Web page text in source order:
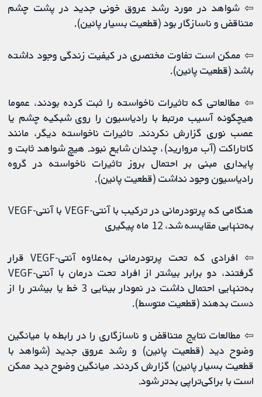
⇦ شواهد در مورد رشد عروق خونی جدید در پشت چشم
متناقض و ناسازگار بود (قطعیت بسیار پائین).
⇦ ممکن است تفاوت مختصری در کیفیت زندگی وجود داشته
باشد (قطعیت پائین).
⇦ مطالعاتی که تاثیرات ناخواسته را ثبت کرده بودند، عموما
هیچگونه آسیب مرتبط با رادیاسیون را روی شبکیه چشم یا
عصب نوری گزارش نکردند. تاثیرات ناخواسته دیگر، مانند
کاتاراکت (آب مروارید)، چندان شایع نبود. هیچ شواهد ثابت و
پایداری مبنی بر احتمال بروز تاثیرات ناخواسته در گروه
رادیاسیون وجود نداشت (قطعیت پائین).
هنگامی که پرتودرمانی در ترکیب با آنتی-VEGF با آنتی-VEGF
به‌تنهایی مقایسه شد، 12 ماه پیگیری
⇦ افرادی که تحت پرتودرمانی به‌علاوه آنتی-VEGF قرار
گرفتند، دو برابر بیشتر از افراد تحت درمان با آنتی-VEGF
به‌تنهایی احتمال داشت در نمودار بینایی 3 خط یا بیشتر را از
دست بدهند (قطعیت متوسط).
⇦ مطالعات نتایج متناقض و ناسازگاری را در رابطه با میانگین
وضوح دید (قطعیت پائین) و رشد عروق جدید (شواهد با
قطعیت بسیار پائین) گزارش کردند. میانگین وضوح دید ممکن
است با براکی‌تراپی بدتر شود.